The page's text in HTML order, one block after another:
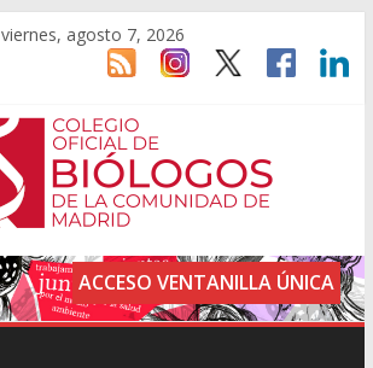
viernes, agosto 7, 2026
ACCESO VENTANILLA ÚNICA